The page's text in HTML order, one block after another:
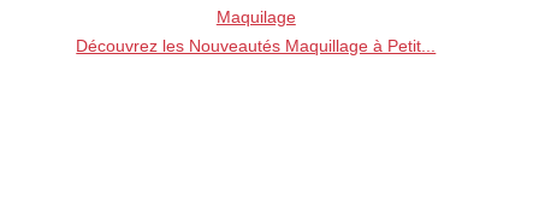
Maquilage
Découvrez les Nouveautés Maquillage à Petit...